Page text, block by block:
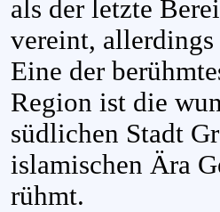
als der letzte
vereint,
Eine der
Region ist die
südlichen Stadt
islamischen Ära
rühmt.